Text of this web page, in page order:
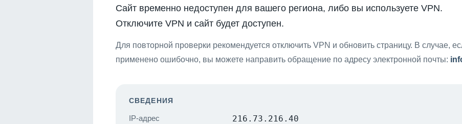
Сайт временно недоступен для вашего региона, либо вы используете VPN.
Отключите VPN и сайт будет доступен.
Для повторной проверки рекомендуется отключить VPN и обновить страницу. В случае,
применено ошибочно, вы можете направить обращение по адресу электронной почты:
СВЕДЕНИЯ
IP-адрес 216.73.216.40